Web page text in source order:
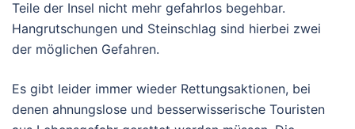
Teile der Insel nicht mehr gefahrlos begehbar.
Hangrutschungen und Steinschlag sind hierbei zwei
der möglichen Gefahren.
Es gibt leider immer wieder Rettungsaktionen, bei
denen ahnungslose und besserwisserische Touristen